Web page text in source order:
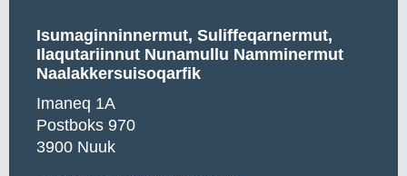
Isumaginninnermut, Suliffeqarnermut,
Ilaqutariinnut Nunamullu Namminermut
Naalakkersuisoqarfik
Imaneq 1A
Postboks 970
3900 Nuuk